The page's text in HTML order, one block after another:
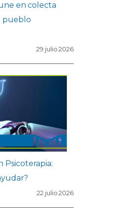
en colecta
pueblo
29 julio 2026
Psicoterapia:
22 julio 2026